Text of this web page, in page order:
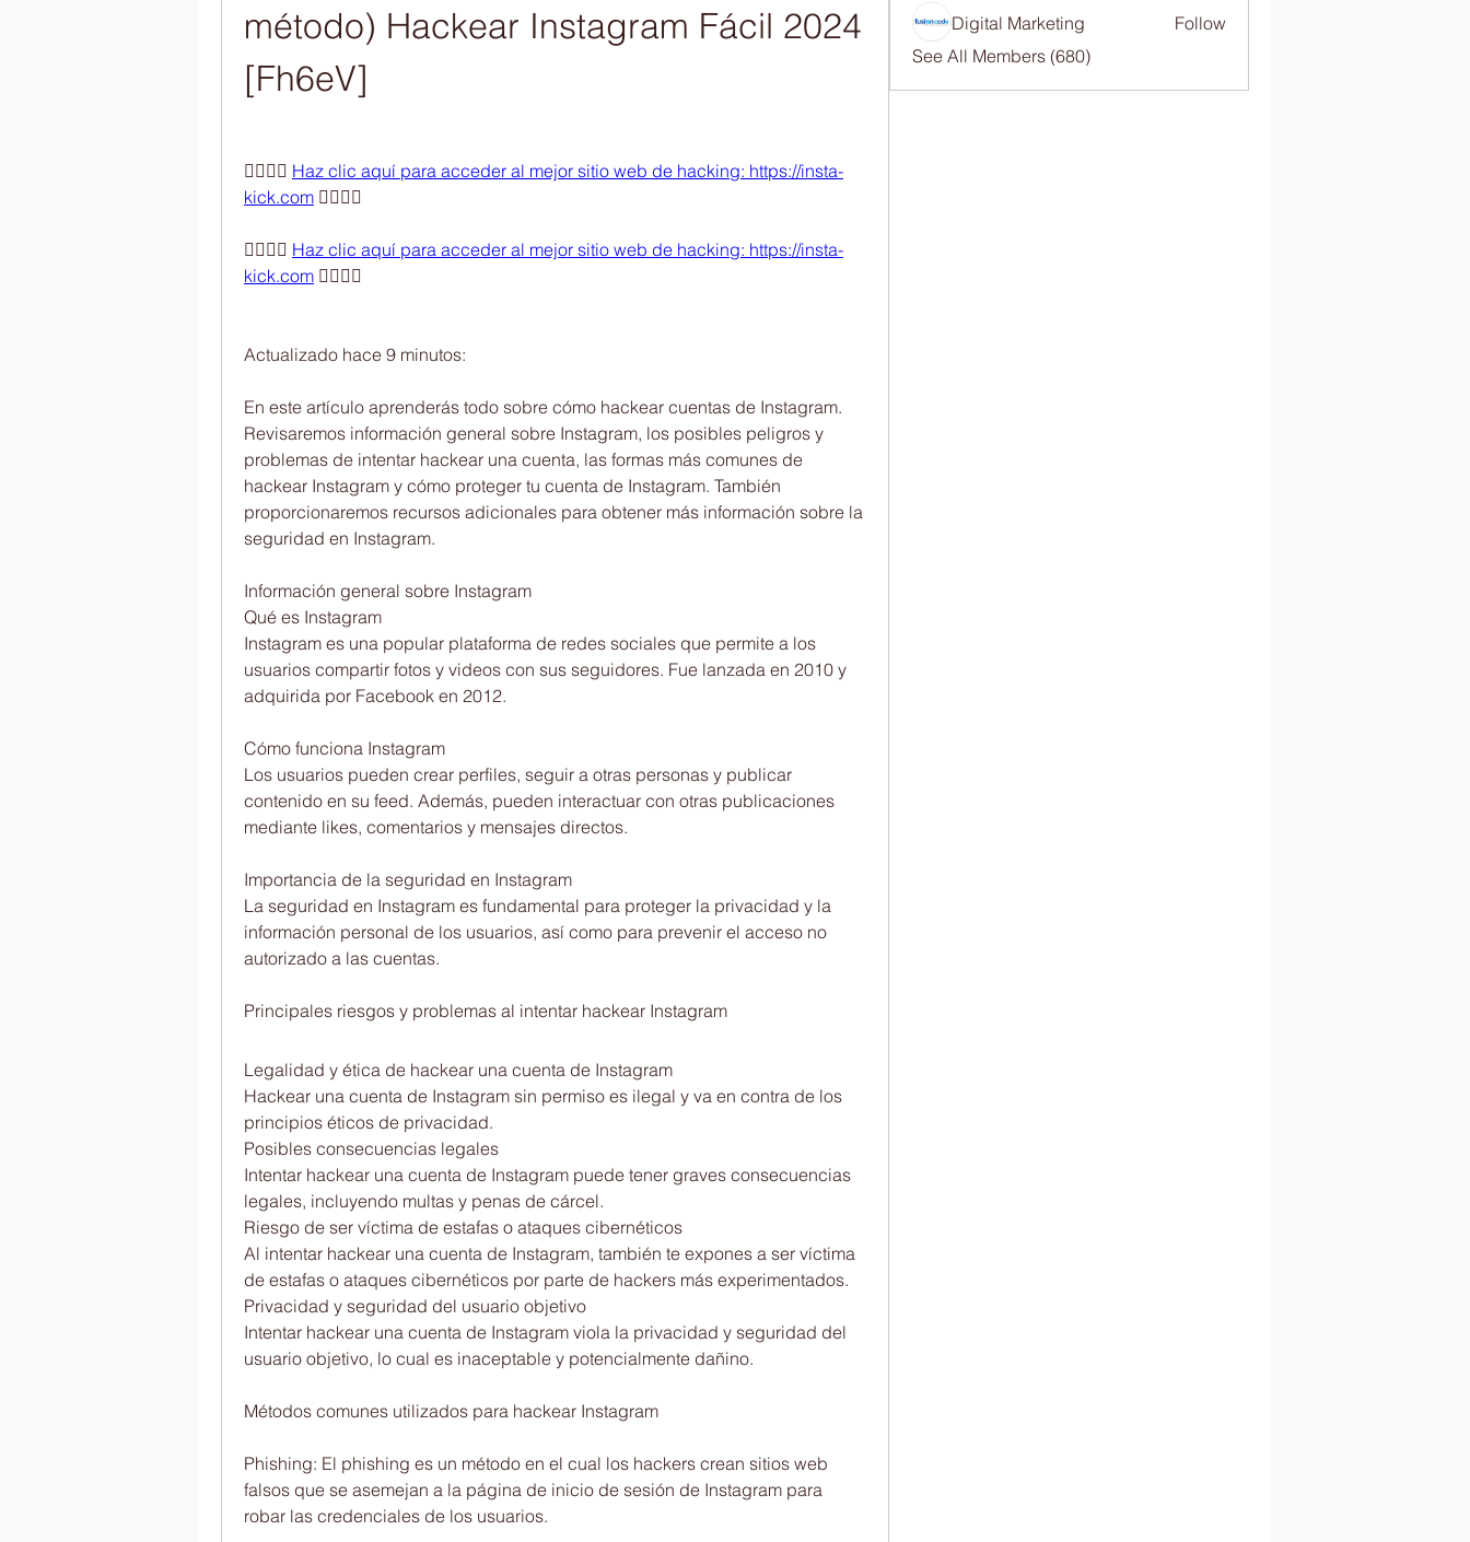
método) Hackear Instagram Fácil 2024
[Fh6eV]
👉🏻👉🏻 Haz clic aquí para acceder al mejor sitio web de hacking: https://insta-
kick.com 👈🏻👈🏻
👉🏻👉🏻 Haz clic aquí para acceder al mejor sitio web de hacking: https://insta-
kick.com 👈🏻👈🏻
Actualizado hace 9 minutos:
En este artículo aprenderás todo sobre cómo hackear cuentas de Instagram.
Revisaremos información general sobre Instagram, los posibles peligros y
problemas de intentar hackear una cuenta, las formas más comunes de
hackear Instagram y cómo proteger tu cuenta de Instagram. También
proporcionaremos recursos adicionales para obtener más información sobre la
seguridad en Instagram.
Información general sobre Instagram
Qué es Instagram
Instagram es una popular plataforma de redes sociales que permite a los
usuarios compartir fotos y videos con sus seguidores. Fue lanzada en 2010 y
adquirida por Facebook en 2012.
Cómo funciona Instagram
Los usuarios pueden crear perfiles, seguir a otras personas y publicar
contenido en su feed. Además, pueden interactuar con otras publicaciones
mediante likes, comentarios y mensajes directos.
Importancia de la seguridad en Instagram
La seguridad en Instagram es fundamental para proteger la privacidad y la
información personal de los usuarios, así como para prevenir el acceso no
autorizado a las cuentas.
Principales riesgos y problemas al intentar hackear Instagram
Legalidad y ética de hackear una cuenta de Instagram
Hackear una cuenta de Instagram sin permiso es ilegal y va en contra de los
principios éticos de privacidad.
Posibles consecuencias legales
Intentar hackear una cuenta de Instagram puede tener graves consecuencias
legales, incluyendo multas y penas de cárcel.
Riesgo de ser víctima de estafas o ataques cibernéticos
Al intentar hackear una cuenta de Instagram, también te expones a ser víctima
de estafas o ataques cibernéticos por parte de hackers más experimentados.
Privacidad y seguridad del usuario objetivo
Intentar hackear una cuenta de Instagram viola la privacidad y seguridad del
usuario objetivo, lo cual es inaceptable y potencialmente dañino.
Métodos comunes utilizados para hackear Instagram
Phishing: El phishing es un método en el cual los hackers crean sitios web
falsos que se asemejan a la página de inicio de sesión de Instagram para
robar las credenciales de los usuarios.
Digital Marketing
Follow
See All Members (680)